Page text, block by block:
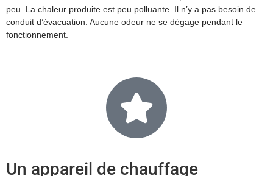
peu. La chaleur produite est peu polluante. Il n’y a pas besoin de
conduit d’évacuation. Aucune odeur ne se dégage pendant le
fonctionnement.
Un appareil de chauffage